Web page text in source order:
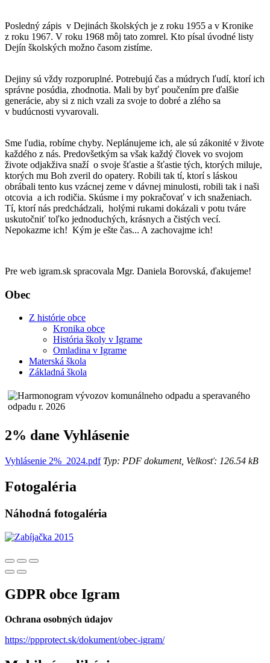
Posledný zápis v Dejinách školských je z roku 1955 a v Kronike
z roku 1967. V roku 1968 môj tato zomrel. Kto písal úvodné listy
Dejín školských možno časom zistíme.
Dejiny sú vždy rozporuplné. Potrebujú čas a múdrych ľudí, ktorí ich
správne posúdia, zhodnotia. Mali by byť poučením pre ďalšie
generácie, aby si z nich vzali za svoje to dobré a zlého sa
v budúcnosti vyvarovali.
Sme ľudia, robíme chyby. Neplánujeme ich, ale sú zákonité v živote
každého z nás. Predovšetkým sa však každý človek vo svojom
živote odjakživa snaží o svoje šťastie a šťastie tých, ktorých miluje,
ktorých mu Boh zveril do opatery. Robili tak tí, ktorí s láskou
obrábali tento kus vzácnej zeme v dávnej minulosti, robili tak i naši
otcovia a ich rodičia. Skúsme i my pokračovať v ich snaženiach.
Tí, ktorí nás predchádzali, holými rukami dokázali v potu tváre
uskutočniť toľko jednoduchých, krásnych a čistých vecí.
Nepokazme ich! Kým je ešte čas... A zachovajme ich!
Pre web igram.sk spracovala Mgr. Daniela Borovská, ďakujeme!
Obec
Z histórie obce
Kronika obce
História školy v Igrame
Omladina v Igrame
Materská škola
Základná škola
2% dane Vyhlásenie
Vyhlásenie 2%_2024.pdfTyp: PDF dokument, Velkosť: 126.54 kB
Fotogaléria
Náhodná fotogaléria
GDPR obce Igram
Ochrana osobných údajov
https://ppprotect.sk/dokument/obec-igram/